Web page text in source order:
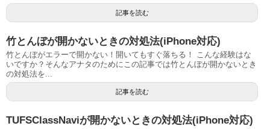
記事を読む
竹とんぼが開かないときの対処法(iPhone対応)
竹とんぼがエラーで開かない！開いてもすぐ落ちる！ こんな経験はな
いですか？そんなアナタのためにこの記事では竹とんぼが開かないとき
の対処法を...
記事を読む
TUFSClassNaviが開かないときの対処法(iPhone対応)